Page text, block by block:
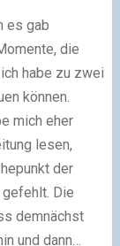
es gab
die
habe zu zwei
können.
mich eher
lesen,
der
Die
demnächst
und dann…